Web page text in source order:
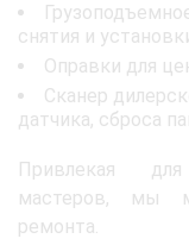
снятия и
Оправки для
Сканер
датчика, сброса
Привлекая
мастеров, мы
ремонта.